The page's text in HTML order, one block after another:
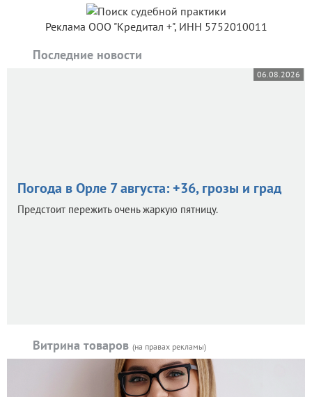
Реклама ООО "Кредитал +", ИНН 5752010011
Последние новости
06.08.2026
Погода в Орле 7 августа: +36, грозы и град
Предстоит пережить очень жаркую пятницу.
Витрина товаров (на правах рекламы)